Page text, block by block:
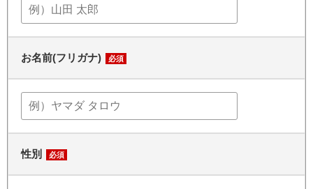
お名前(フリガナ) 必須
性別 必須